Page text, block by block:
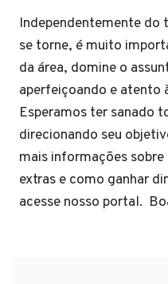
Independentemente do
se torne, é muito
da área, domine o
aperfeiçoando e atento
Esperamos ter sanado
direcionando seu
mais informações
extras e como ganhar
acesse nosso portal.